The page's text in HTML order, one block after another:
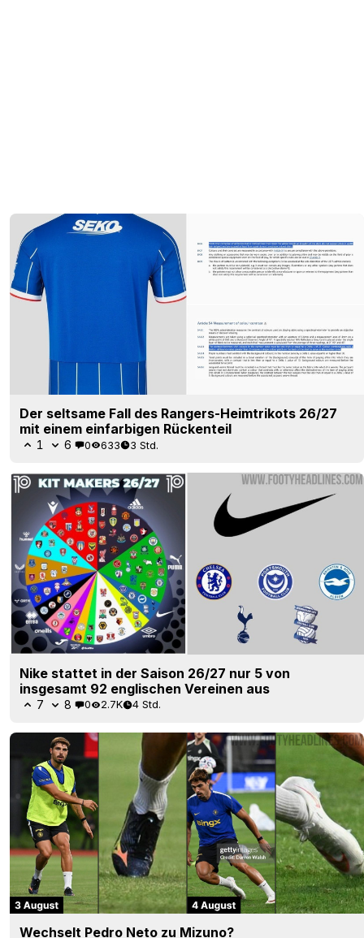
Der seltsame Fall des Rangers-Heimtrikots 26/27
mit einem einfarbigen Rückenteil
1 6 0 633 3 Std.
Nike stattet in der Saison 26/27 nur 5 von
insgesamt 92 englischen Vereinen aus
7 8 0 2.7K 4 Std.
Wechselt Pedro Neto zu Mizuno?